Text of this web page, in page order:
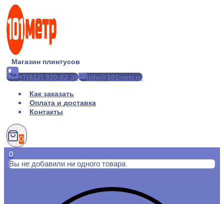
Перейти
содержимому
Магазин плинтусов
+7(812) 920-02-38
info@101metr.ru
Как заказать
Оплата и доставка
Контакты
0
0
Вы не добавили ни одного товара